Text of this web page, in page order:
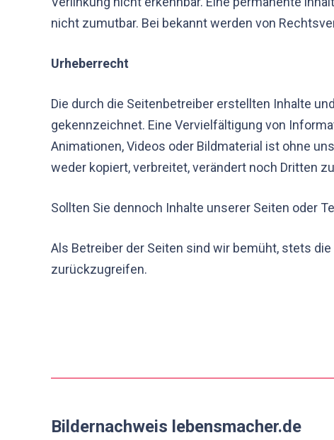
nicht zumutbar. Bei bekannt werden von
Urheberrecht
Die durch die Seitenbetreiber erstellten Inhalte
gekennzeichnet. Eine Vervielfältigung von
Animationen, Videos oder Bildmaterial ist ohne
weder kopiert, verbreitet, verändert noch Dritten
Sollten Sie dennoch Inhalte unserer Seiten oder
Als Betreiber der Seiten sind wir bemüht, stets
zurückzugreifen.
Bildernachweis lebensmacher.de